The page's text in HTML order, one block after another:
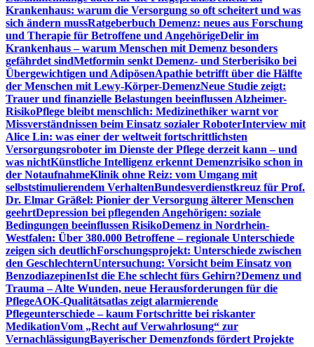
Krankenhaus: warum die Versorgung so oft scheitert und was
sich ändern mussRatgeberbuch Demenz: neues aus Forschung
und Therapie für Betroffene und AngehörigeDelir im
Krankenhaus – warum Menschen mit Demenz besonders
gefährdet sindMetformin senkt Demenz- und Sterberisiko bei
Übergewichtigen und AdipösenApathie betrifft über die Hälfte
der Menschen mit Lewy-Körper-DemenzNeue Studie zeigt:
Trauer und finanzielle Belastungen beeinflussen Alzheimer-
RisikoPflege bleibt menschlich: Medizinethiker warnt vor
Missverständnissen beim Einsatz sozialer RoboterInterview mit
Alice Lin: was einer der weltweit fortschrittlichsten
Versorgungsroboter im Dienste der Pflege derzeit kann – und
was nichtKünstliche Intelligenz erkennt Demenzrisiko schon in
der NotaufnahmeKlinik ohne Reiz: vom Umgang mit
selbststimulierendem VerhaltenBundesverdienstkreuz für Prof.
Dr. Elmar Gräßel: Pionier der Versorgung älterer Menschen
geehrtDepression bei pflegenden Angehörigen: soziale
Bedingungen beeinflussen RisikoDemenz in Nordrhein-
Westfalen: Über 380.000 Betroffene – regionale Unterschiede
zeigen sich deutlichForschungsprojekt: Unterschiede zwischen
den GeschlechternUntersuchung: Vorsicht beim Einsatz von
BenzodiazepinenIst die Ehe schlecht fürs Gehirn?Demenz und
Trauma – Alte Wunden, neue Herausforderungen für die
PflegeAOK-Qualitätsatlas zeigt alarmierende
Pflegeunterschiede – kaum Fortschritte bei riskanter
MedikationVom „Recht auf Verwahrlosung“ zur
VernachlässigungBayerischer Demenzfonds fördert Projekte